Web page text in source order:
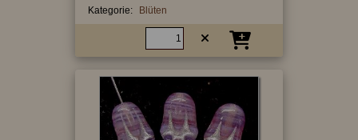
Kategorie: Blüten